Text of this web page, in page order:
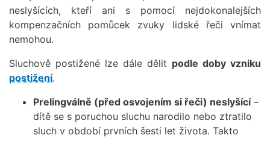
neslyšících, kteří ani s pomocí nejdokonalejších
kompenzačních pomůcek zvuky lidské řeči vnímat
nemohou.
Sluchově postižené lze dále dělit podle doby vzniku
postižení.
Prelingválně (před osvojením si řeči) neslyšící–
dítě se s poruchou sluchu narodilo nebo ztratilo
sluch v období prvních šesti let života. Takto